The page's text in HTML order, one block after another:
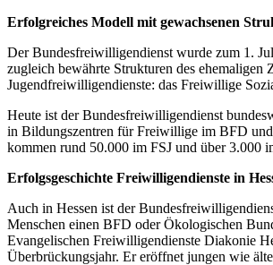
Erfolgreiches Modell mit gewachsenen
Der Bundesfreiwilligendienst wurde zum 1.
zugleich bewährte Strukturen des
Jugendfreiwilligendienste: das Freiwillige
Heute ist der Bundesfreiwilligendienst
in Bildungszentren für Freiwillige im BFD
kommen rund 50.000 im FSJ und über 3.000
Erfolgsgeschichte Freiwilligendienste in
Auch in Hessen ist der
Menschen einen BFD oder Ökologischen
Evangelischen Freiwilligendienste Diakonie
Überbrückungsjahr. Er eröffnet jungen wie